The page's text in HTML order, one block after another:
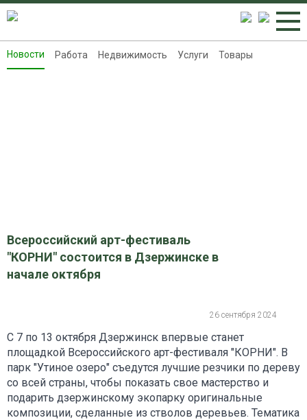
Новости
Новости Работа Недвижимость Услуги Товары
Всероссийский арт-фестиваль
"КОРНИ" состоится в Дзержинске в
начале октября
26 сентября 2024
С 7 по 13 октября Дзержинск впервые станет
площадкой Всероссийского арт-фестиваля "КОРНИ". В
парк "Утиное озеро" съедутся лучшие резчики по дереву
со всей страны, чтобы показать свое мастерство и
подарить дзержинскому экопарку оригинальные
композиции, сделанные из стволов деревьев. Тематика